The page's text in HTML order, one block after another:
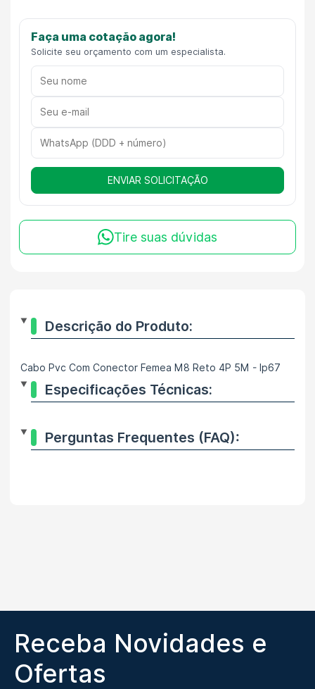
Faça uma cotação agora!
Solicite seu orçamento com um especialista.
ENVIAR SOLICITAÇÃO
Tire suas dúvidas
Descrição do Produto:
Cabo Pvc Com Conector Femea M8 Reto 4P 5M - Ip67
Especificações Técnicas:
Perguntas Frequentes (FAQ):
Receba Novidades e
Ofertas